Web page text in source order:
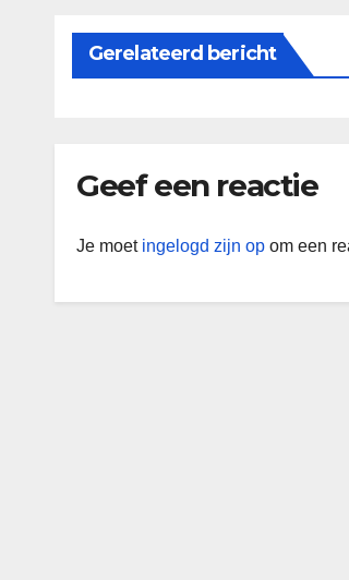
Gerelateerd bericht
Geef een reactie
Je moet ingelogd zijn op om een